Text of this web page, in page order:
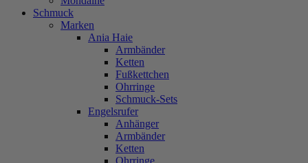
Schmuck
Marken
Ania Haie
Armbänder
Ketten
Fußkettchen
Ohrringe
Schmuck-Sets
Engelsrufer
Anhänger
Armbänder
Ketten
Ohrringe